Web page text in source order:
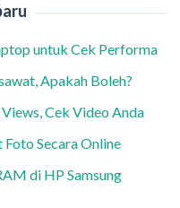
untuk Cek Performa
Apakah Boleh?
Cek Video Anda
Secara Online
di HP Samsung